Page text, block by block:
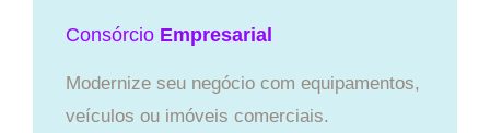
Consórcio Empresarial
Modernize seu negócio com equipamentos,
veículos ou imóveis comerciais.